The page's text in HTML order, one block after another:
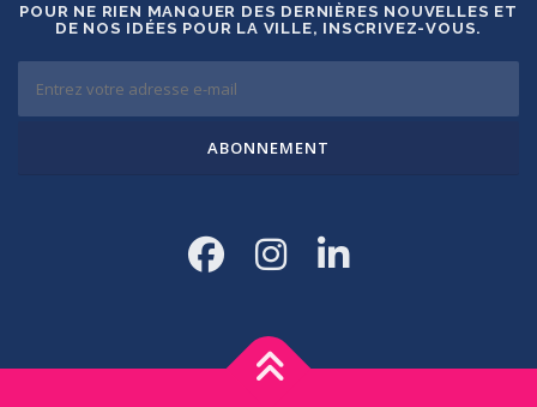
POUR NE RIEN MANQUER DES DERNIÈRES NOUVELLES ET
DE NOS IDÉES POUR LA VILLE, INSCRIVEZ-VOUS.